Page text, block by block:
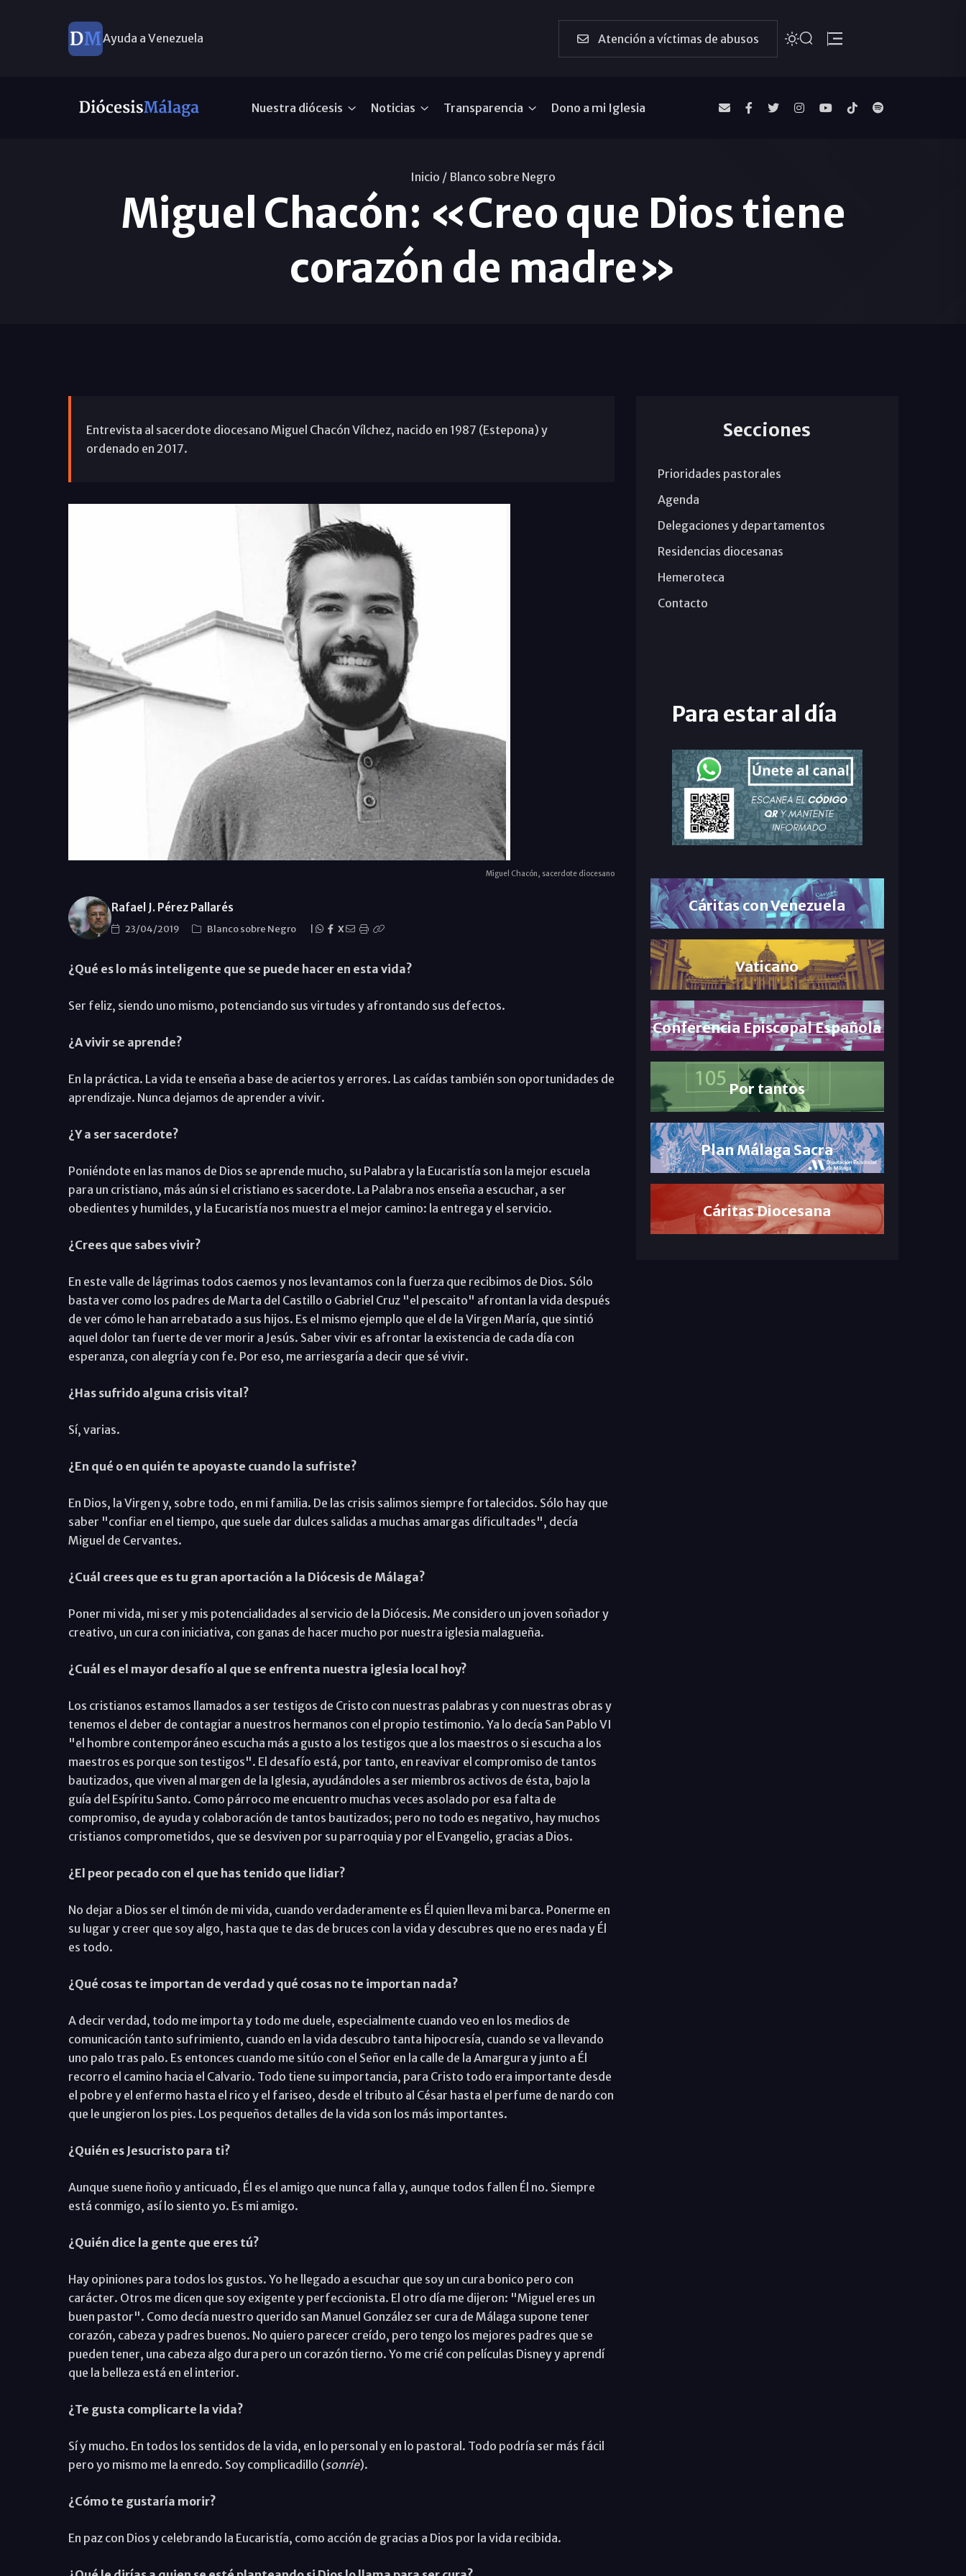
Ayuda a Venezuela Atención a víctimas de abusos
Nuestra diócesis Noticias Transparencia Dono a mi Iglesia
Inicio / Blanco sobre Negro
Miguel Chacón: «Creo que Dios tiene
corazón de madre»
Entrevista al sacerdote diocesano Miguel Chacón Vílchez, nacido en 1987 (Estepona) y
ordenado en 2017.
Miguel Chacón, sacerdote diocesano
Rafael J. Pérez Pallarés
23/04/2019 Blanco sobre Negro X
¿Qué es lo más inteligente que se puede hacer en esta vida?
Ser feliz, siendo uno mismo, potenciando sus virtudes y afrontando sus defectos.
¿A vivir se aprende?
En la práctica. La vida te enseña a base de aciertos y errores. Las caídas también son oportunidades de
aprendizaje. Nunca dejamos de aprender a vivir.
¿Y a ser sacerdote?
Poniéndote en las manos de Dios se aprende mucho, su Palabra y la Eucaristía son la mejor escuela
para un cristiano, más aún si el cristiano es sacerdote. La Palabra nos enseña a escuchar, a ser
obedientes y humildes, y la Eucaristía nos muestra el mejor camino: la entrega y el servicio.
¿Crees que sabes vivir?
En este valle de lágrimas todos caemos y nos levantamos con la fuerza que recibimos de Dios. Sólo
basta ver como los padres de Marta del Castillo o Gabriel Cruz "el pescaito" afrontan la vida después
de ver cómo le han arrebatado a sus hijos. Es el mismo ejemplo que el de la Virgen María, que sintió
aquel dolor tan fuerte de ver morir a Jesús. Saber vivir es afrontar la existencia de cada día con
esperanza, con alegría y con fe. Por eso, me arriesgaría a decir que sé vivir.
¿Has sufrido alguna crisis vital?
Sí, varias.
¿En qué o en quién te apoyaste cuando la sufriste?
En Dios, la Virgen y, sobre todo, en mi familia. De las crisis salimos siempre fortalecidos. Sólo hay que
saber "confiar en el tiempo, que suele dar dulces salidas a muchas amargas dificultades", decía
Miguel de Cervantes.
¿Cuál crees que es tu gran aportación a la Diócesis de Málaga?
Poner mi vida, mi ser y mis potencialidades al servicio de la Diócesis. Me considero un joven soñador y
creativo, un cura con iniciativa, con ganas de hacer mucho por nuestra iglesia malagueña.
¿Cuál es el mayor desafío al que se enfrenta nuestra iglesia local hoy?
Los cristianos estamos llamados a ser testigos de Cristo con nuestras palabras y con nuestras obras y
tenemos el deber de contagiar a nuestros hermanos con el propio testimonio. Ya lo decía San Pablo VI
"el hombre contemporáneo escucha más a gusto a los testigos que a los maestros o si escucha a los
maestros es porque son testigos". El desafío está, por tanto, en reavivar el compromiso de tantos
bautizados, que viven al margen de la Iglesia, ayudándoles a ser miembros activos de ésta, bajo la
guía del Espíritu Santo. Como párroco me encuentro muchas veces asolado por esa falta de
compromiso, de ayuda y colaboración de tantos bautizados; pero no todo es negativo, hay muchos
cristianos comprometidos, que se desviven por su parroquia y por el Evangelio, gracias a Dios.
¿El peor pecado con el que has tenido que lidiar?
No dejar a Dios ser el timón de mi vida, cuando verdaderamente es Él quien lleva mi barca. Ponerme en
su lugar y creer que soy algo, hasta que te das de bruces con la vida y descubres que no eres nada y Él
es todo.
¿Qué cosas te importan de verdad y qué cosas no te importan nada?
A decir verdad, todo me importa y todo me duele, especialmente cuando veo en los medios de
comunicación tanto sufrimiento, cuando en la vida descubro tanta hipocresía, cuando se va llevando
uno palo tras palo. Es entonces cuando me sitúo con el Señor en la calle de la Amargura y junto a Él
recorro el camino hacia el Calvario. Todo tiene su importancia, para Cristo todo era importante desde
el pobre y el enfermo hasta el rico y el fariseo, desde el tributo al César hasta el perfume de nardo con
que le ungieron los pies. Los pequeños detalles de la vida son los más importantes.
¿Quién es Jesucristo para ti?
Aunque suene ñoño y anticuado, Él es el amigo que nunca falla y, aunque todos fallen Él no. Siempre
está conmigo, así lo siento yo. Es mi amigo.
¿Quién dice la gente que eres tú?
Hay opiniones para todos los gustos. Yo he llegado a escuchar que soy un cura bonico pero con
carácter. Otros me dicen que soy exigente y perfeccionista. El otro día me dijeron: "Miguel eres un
buen pastor". Como decía nuestro querido san Manuel González ser cura de Málaga supone tener
corazón, cabeza y padres buenos. No quiero parecer creído, pero tengo los mejores padres que se
pueden tener, una cabeza algo dura pero un corazón tierno. Yo me crié con películas Disney y aprendí
que la belleza está en el interior.
¿Te gusta complicarte la vida?
Sí y mucho. En todos los sentidos de la vida, en lo personal y en lo pastoral. Todo podría ser más fácil
pero yo mismo me la enredo. Soy complicadillo (sonríe).
¿Cómo te gustaría morir?
En paz con Dios y celebrando la Eucaristía, como acción de gracias a Dios por la vida recibida.
Secciones
Prioridades pastorales
Agenda
Delegaciones y departamentos
Residencias diocesanas
Hemeroteca
Contacto
Para estar al día
Cáritas con Venezuela
Vaticano
Conferencia Episcopal Española
Por tantos
Plan Málaga Sacra
Cáritas Diocesana